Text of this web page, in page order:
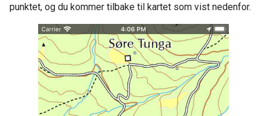
punktet, og du kommer tilbake til kartet som vist nedenfor.